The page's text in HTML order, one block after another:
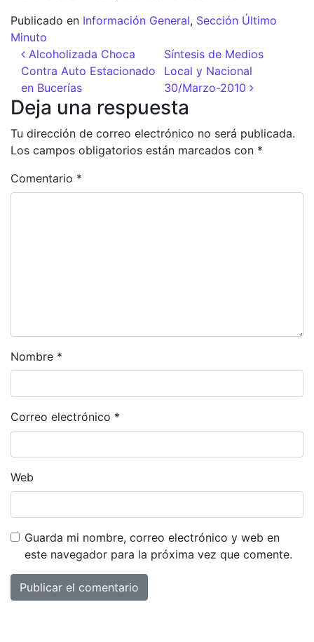
Publicado en Información General, Sección Último
Minuto
Navegación de entradas
Alcoholizada Choca
Contra Auto Estacionado
en Bucerías
Síntesis de Medios
Local y Nacional
30/Marzo-2010
Deja una respuesta
Tu dirección de correo electrónico no será publicada.
Los campos obligatorios están marcados con *
Comentario *
Nombre *
Correo electrónico *
Web
Guarda mi nombre, correo electrónico y web en
este navegador para la próxima vez que comente.